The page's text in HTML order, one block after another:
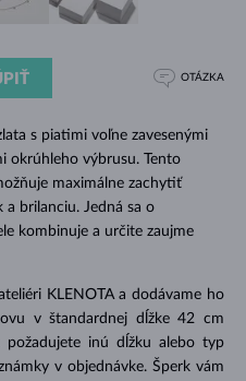
s piatimi voľne zavesenými
okrúhleho výbrusu. Tento
maximálne zachytiť
brilanciu. Jedná sa o
kombinuje a určite zaujme
KLENOTA a dodávame ho
v štandardnej dĺžke 42 cm
požadujete inú dĺžku alebo typ
v objednávke. Šperk vám
OTÁZKA